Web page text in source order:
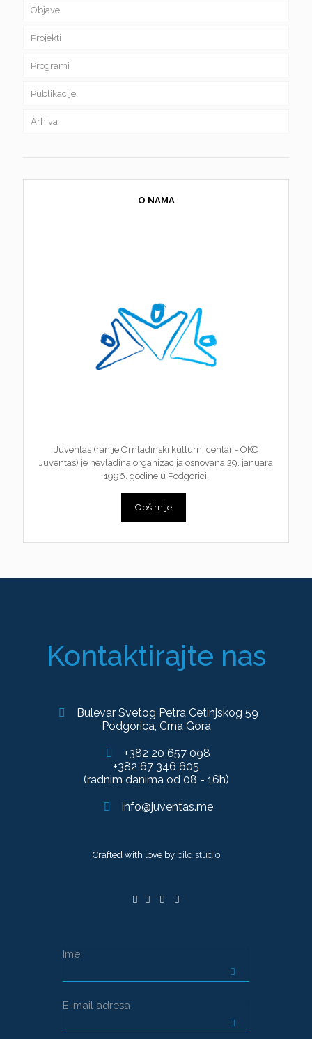
Objave
Projekti
Programi
Publikacije
Arhiva
O NAMA
Juventas (ranije Omladinski kulturni centar - OKC
Juventas) je nevladina organizacija osnovana 29. januara
1996. godine u Podgorici.
Opširnije
Kontaktirajte nas
Bulevar Svetog Petra Cetinjskog 59
Podgorica, Crna Gora
+382 20 657 098
+382 67 346 605
(radnim danima od 08 - 16h)
info@juventas.me
Crafted with love by bild studio